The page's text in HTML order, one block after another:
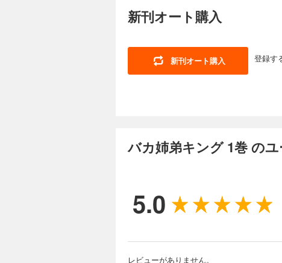
新刊オート購入
新刊オート購入 登録す
バカ姉弟キング 1巻 の
5.0
レビューがありません。